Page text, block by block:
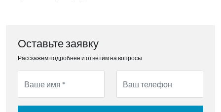
Оставьте заявку
Расскажем подробнее и ответим на вопросы